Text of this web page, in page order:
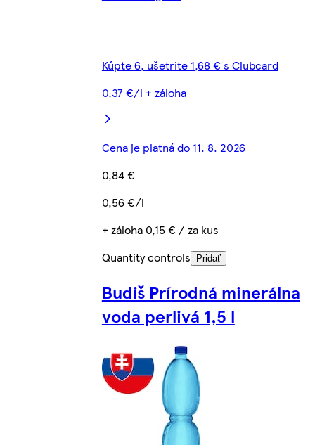
Kúpte 6, ušetrite 1,68 € s Clubcard
0,37 €/l + záloha
Cena je platná do 11. 8. 2026
0,84 €
0,56 €/l
+ záloha 0,15 € / za kus
Quantity controls
Pridať
Budiš Prírodná minerálna
voda perlivá 1,5 l